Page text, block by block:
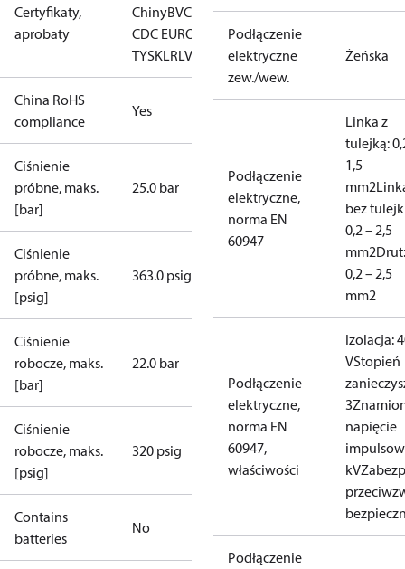
Certyfikaty,
aprobaty
ChinyBVCCC CEDNVEACGLKRLLC
CDC EURO-
TYSKLRLVD NKKRINARMRSRoHS TYSK
China RoHS
compliance
Yes
Ciśnienie
próbne, maks.
[bar]
25.0 bar
Ciśnienie
próbne, maks.
[psig]
363.0 psig
Ciśnienie
robocze, maks.
[bar]
22.0 bar
Ciśnienie
robocze, maks.
[psig]
320 psig
Contains
batteries
No
Podłączenie
elektryczne
zew./wew.
Żeńska
Podłączenie
elektryczne,
norma EN
60947
Linka z
tulejką:
1,5
mm2
bez
0,2 – 2,5
mm2Drut:
0,2 – 2,5
mm2
Podłączenie
elektryczne,
norma EN
60947,
właściwości
Izolacja:
VStopień
3
napięcie
kV
Podłączenie